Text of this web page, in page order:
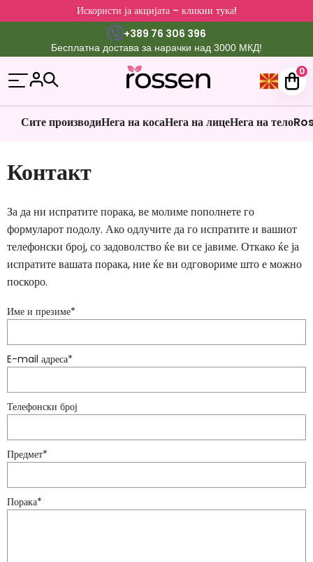
Искористи ја акцијата – кликни тука!
+389 76 306 396
Бесплатна достава за нарачки над 3000 МКД!
0
Сите производиНега на косаНега на лицеНега на тело
Контакт
За да ни испратите порака, ве молиме пополнете го
формуларот подолу. Ако одлучите да го испратите и вашиот
телефонски број, со задоволство ќе ви се јавиме. Откако ќе ја
испратите вашата порака, ние ќе ви одговориме што е можно
поскоро.
Име и презиме*
E-mail адреса*
Телефонски број
Предмет*
Порака*